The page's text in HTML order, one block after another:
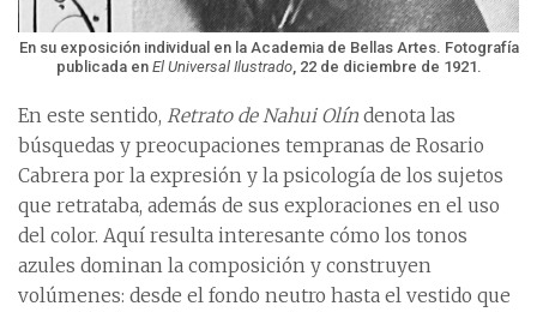
En su exposición individual en la Academia de Bellas Artes. Fotografía
publicada en El Universal Ilustrado, 22 de diciembre de 1921.
En este sentido, Retrato de Nahui Olín denota las
búsquedas y preocupaciones tempranas de Rosario
Cabrera por la expresión y la psicología de los sujetos
que retrataba, además de sus exploraciones en el uso
del color. Aquí resulta interesante cómo los tonos
azules dominan la composición y construyen
volúmenes: desde el fondo neutro hasta el vestido que